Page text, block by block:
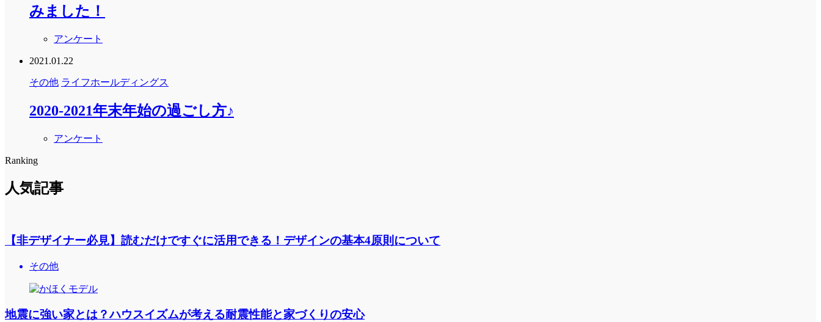
みました！
アンケート
2021.01.22
その他 ライフホールディングス
2020-2021年末年始の過ごし方♪
アンケート
Ranking
人気記事
【非デザイナー必見】読むだけですぐに活用できる！デザインの基本4原則について
その他
地震に強い家とは？ハウスイズムが考える耐震性能と家づくりの安心